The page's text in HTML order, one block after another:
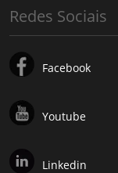
Redes Sociais
Facebook
Youtube
Linkedin